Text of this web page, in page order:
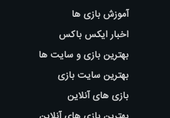
آموزش بازی ها
اخبار ایکس باکس
بهترین بازی و سایت ها
بهترین سایت بازی
بازی های آنلاین